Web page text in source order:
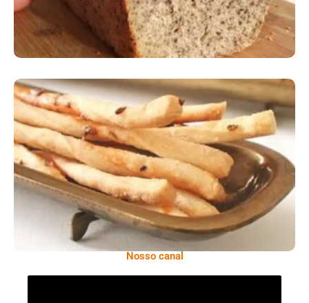
Comer Bem: Palitinhos De Cebola E Salsa
Nosso canal